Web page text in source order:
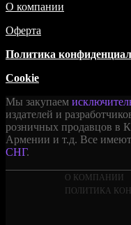
О компании
Оферта
Политика
Cookie
Мы закупаем
издателей и
розничных продавцов в
Армении и т.д. Все
СНГ.
О КОМПАНИИ
ПОЛИТИКА